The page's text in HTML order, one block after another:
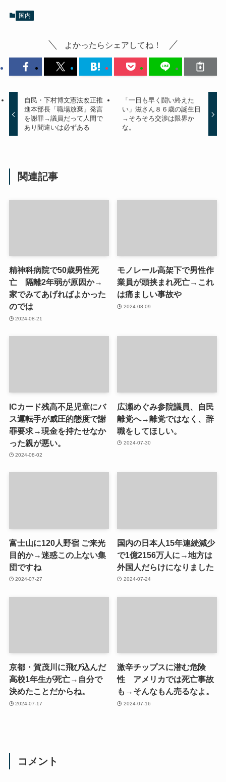
国内
よかったらシェアしてね！
自民・下村博文憲法改正推
進本部長「職場放棄」発言
を謝罪→議員だって人間で
あり間違いは必ずある
「一日も早く闘い終えた
い」滋さん８６歳の誕生日
→そろそろ交渉は限界か
な。
関連記事
精神科病院で50歳男性死
亡 隔離2年弱が原因か→
家でみてあげればよかった
のでは
2024-08-21
モノレール高架下で男性作
業員が頭挟まれ死亡→これ
は痛ましい事故や
2024-08-09
ICカード残高不足児童にバ
ス運転手が威圧的態度で謝
罪要求→現金を持たせなか
った親が悪い。
2024-08-02
広瀬めぐみ参院議員、自民
離党へ→離党ではなく、辞
職をしてほしい。
2024-07-30
富士山に120人野宿 ご来光
目的か→迷惑この上ない集
団ですね
2024-07-27
国内の日本人15年連続減少
で1億2156万人に→地方は
外国人だらけになりました
2024-07-24
京都・賀茂川に飛び込んだ
高校1年生が死亡→自分で
決めたことだからね。
2024-07-17
激辛チップスに潜む危険
性 アメリカでは死亡事故
も→そんなもん売るなよ。
2024-07-16
コメント